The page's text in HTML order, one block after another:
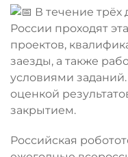
В течение
России проходят
проектов,
заезды, а также
условиями
оценкой
закрытием.
Российская